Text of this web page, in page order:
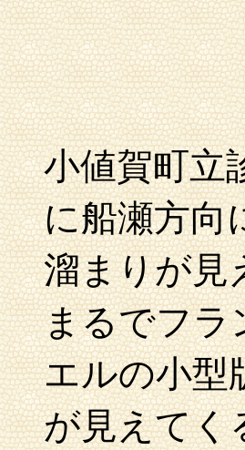
小値賀町立
に船瀬方向
溜まりが見
まるでフラ
エルの小型
が見えてく